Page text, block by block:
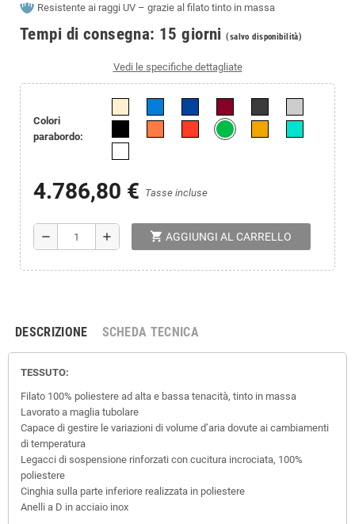
Resistente ai raggi UV – grazie al filato tinto in massa
Tempi di consegna: 15 giorni(salvo disponibilità)
Vedi le specifiche dettagliate
Colori
parabordo:
4.786,80 € Tasse incluse
remove add shopping_cart AGGIUNGI AL CARRELLO
DESCRIZIONE SCHEDA TECNICA
TESSUTO:
Filato 100% poliestere ad alta e bassa tenacità, tinto in massa
Lavorato a maglia tubolare
Capace di gestire le variazioni di volume d’aria dovute ai cambiamenti
di temperatura
Legacci di sospensione rinforzati con cucitura incrociata, 100%
poliestere
Cinghia sulla parte inferiore realizzata in poliestere
Anelli a D in acciaio inox